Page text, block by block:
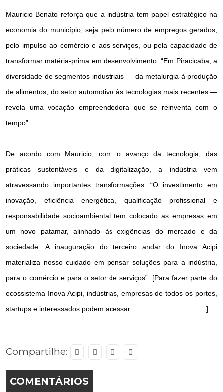
Mauricio Benato reforça que a indústria tem papel estratégico na
economia do município, seja pelo número de empregos gerados,
pelo impulso ao comércio e aos serviços, ou pela capacidade de
transformar matéria-prima em desenvolvimento. “Em Piracicaba, a
diversidade de segmentos industriais — da metalurgia à produção
de alimentos, do setor automotivo às tecnologias mais recentes —
revela uma vocação empreendedora que se reinventa com o
tempo”.
De acordo com Mauricio, com o avanço da tecnologia, das
práticas sustentáveis e da digitalização, a indústria vem
atravessando importantes transformações. “O investimento em
inovação, eficiência energética, qualificação profissional e
responsabilidade socioambiental tem colocado as empresas em
um novo patamar, alinhado às exigências do mercado e da
sociedade. A inauguração do terceiro andar do Inova Acipi
materializa nosso cuidado em pensar soluções para a indústria,
para o comércio e para o setor de serviços”. [Para fazer parte do
ecossistema Inova Acipi, indústrias, empresas de todos os portes,
startups e interessados podem acessar
]
Compartilhe:
COMENTÁRIOS